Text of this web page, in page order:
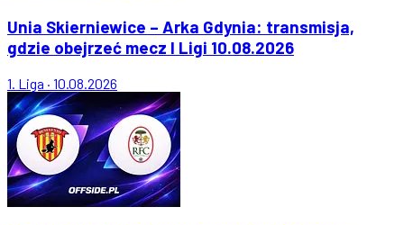
Unia Skierniewice – Arka Gdynia: transmisja,
gdzie obejrzeć mecz I Ligi 10.08.2026
1. Liga · 10.08.2026